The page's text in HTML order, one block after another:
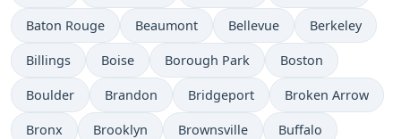
Baton Rouge Beaumont Bellevue Berkeley
Billings Boise Borough Park Boston
Boulder Brandon Bridgeport Broken Arrow
Bronx Brooklyn Brownsville Buffalo